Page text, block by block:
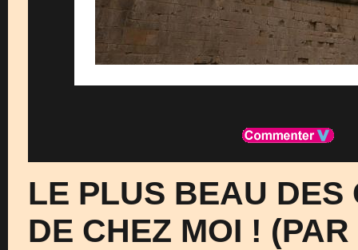
LE PLUS BEAU DES
DE CHEZ MOI ! (PAR